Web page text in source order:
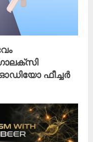
ഫീച്ചർ